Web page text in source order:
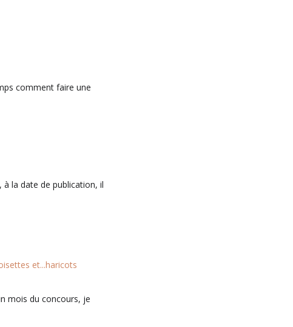
comment faire une
la date de publication, il
et...haricots
mois du concours, je